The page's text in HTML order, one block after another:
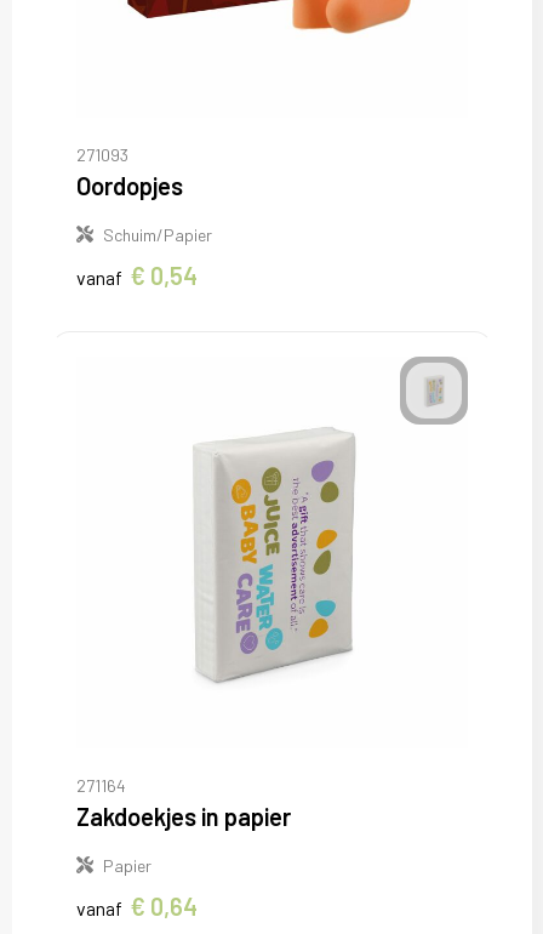
271093
Oordopjes
Schuim/Papier
vanaf € 0,54
271164
Zakdoekjes in papier
Papier
vanaf € 0,64